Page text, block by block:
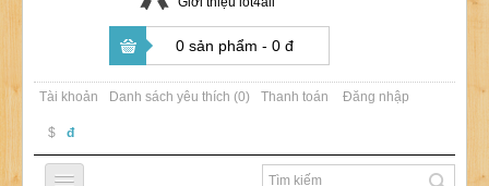
0 sản phẩm - 0 đ
Tài khoản Danh sách yêu thích (0) Thanh toán Đăng nhập
$ đ